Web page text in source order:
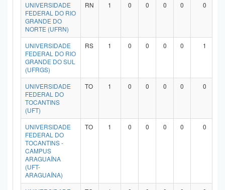
UNIVERSIDADE
FEDERAL DO RIO
GRANDE DO
NORTE (UFRN)
RN 1 0 0 0 0 0
UNIVERSIDADE
FEDERAL DO RIO
GRANDE DO SUL
(UFRGS)
RS 1 0 0 0 0 1
UNIVERSIDADE
FEDERAL DO
TOCANTINS
(UFT)
TO 1 0 0 0 0 0
UNIVERSIDADE
FEDERAL DO
TOCANTINS -
CAMPUS
ARAGUAÍNA
(UFT-
ARAGUAÍNA)
TO 1 0 0 0 0 0